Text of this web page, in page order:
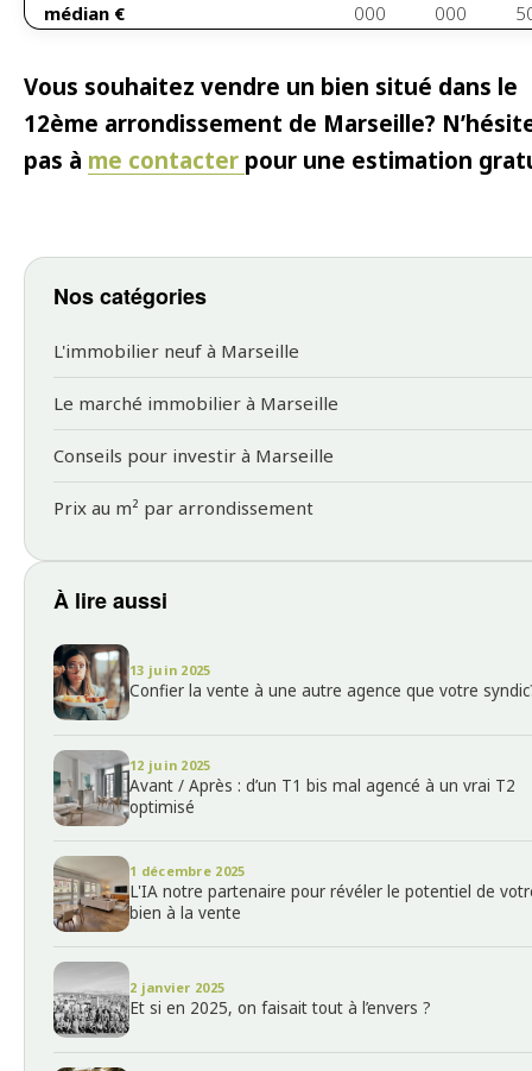
médian € 000 000
habitable
m²
60m² 80m²
Vous souhaitez vendre un bien situé dans le
12ème arrondissement de Marseille?
pas à me contacter pour une estimation
Nos catégories
L'immobilier neuf à Marseille
Le marché immobilier à Marseille
Conseils pour investir à Marseille
Prix au m² par arrondissement
À lire aussi
13 juin 2025
Confier la vente à une autre agence que votre
12 juin 2025
Avant / Après : d’un T1 bis mal agencé à un vrai T2
optimisé
1 décembre 2025
L'IA notre partenaire pour révéler le potentiel de
bien à la vente
2 janvier 2025
Et si en 2025, on faisait tout à l’envers ?